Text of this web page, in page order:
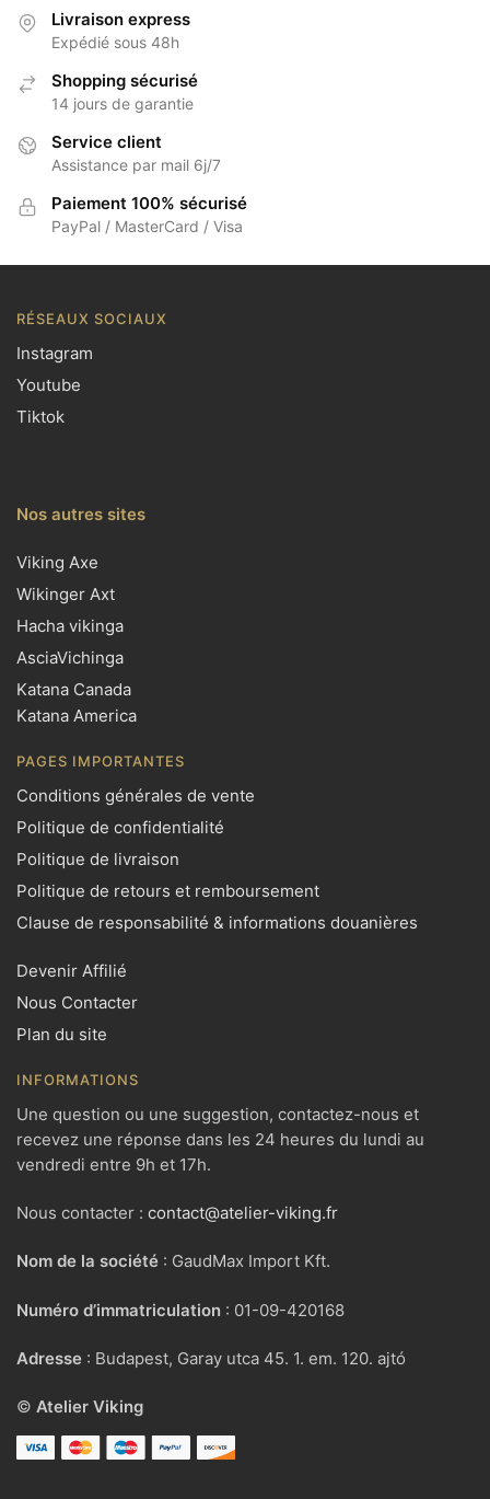
Livraison express
Expédié sous 48h
Shopping sécurisé
14 jours de garantie
Service client
Assistance par mail 6j/7
Paiement 100% sécurisé
PayPal / MasterCard / Visa
RÉSEAUX SOCIAUX
Instagram
Youtube
Tiktok
Nos autres sites
Viking Axe
Wikinger Axt
Hacha vikinga
AsciaVichinga
Katana Canada
Katana America
PAGES IMPORTANTES
Conditions générales de vente
Politique de confidentialité
Politique de livraison
Politique de retours et remboursement
Clause de responsabilité & informations douanières
Devenir Affilié
Nous Contacter
Plan du site
INFORMATIONS
Une question ou une suggestion, contactez-nous et
recevez une réponse dans les 24 heures du lundi au
vendredi entre 9h et 17h.
Nous contacter : contact@atelier-viking.fr
Nom de la société : GaudMax Import Kft.
Numéro d’immatriculation : 01-09-420168
Adresse : Budapest, Garay utca 45. 1. em. 120. ajtó
© Atelier Viking